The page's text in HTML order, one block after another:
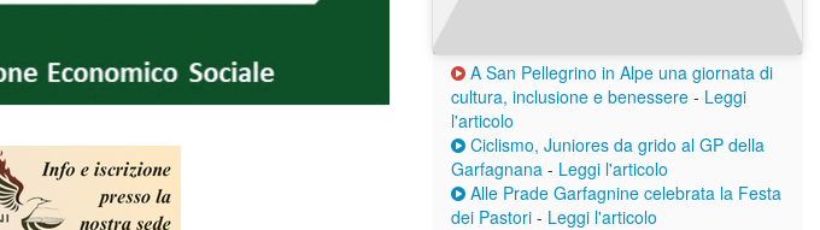
A San Pellegrino in Alpe una giornata di
cultura, inclusione e benessere - Leggi
l'articolo
Ciclismo, Juniores da grido al GP della
Garfagnana - Leggi l'articolo
Alle Prade Garfagnine celebrata la Festa
dei Pastori - Leggi l'articolo